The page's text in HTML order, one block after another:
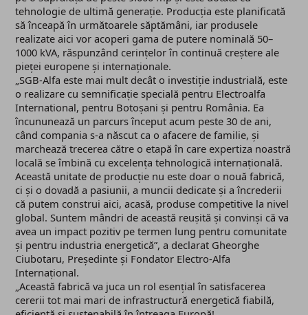
tehnologie de ultimă generație. Producția este planificată
să înceapă în următoarele săptămâni, iar produsele
realizate aici vor acoperi gama de putere nominală 50–
1000 kVA, răspunzând cerințelor în continuă creștere ale
pieței europene și internaționale.
„SGB-Alfa este mai mult decât o investiție industrială, este
o realizare cu semnificație specială pentru Electroalfa
International, pentru Botoșani și pentru România. Ea
încununează un parcurs început acum peste 30 de ani,
când compania s-a născut ca o afacere de familie, și
marchează trecerea către o etapă în care expertiza noastră
locală se îmbină cu excelența tehnologică internațională.
Această unitate de producție nu este doar o nouă fabrică,
ci și o dovadă a pasiunii, a muncii dedicate și a încrederii
că putem construi aici, acasă, produse competitive la nivel
global. Suntem mândri de această reușită și convinși că va
avea un impact pozitiv pe termen lung pentru comunitate
și pentru industria energetică”, a declarat Gheorghe
Ciubotaru, Președinte și Fondator Electro-Alfa
Internațional.
„Această fabrică va juca un rol esențial în satisfacerea
cererii tot mai mari de infrastructură energetică fiabilă,